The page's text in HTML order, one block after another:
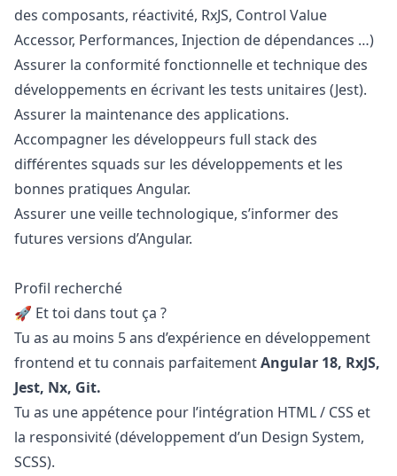
des composants, réactivité, RxJS, Control Value
Accessor, Performances, Injection de dépendances …)
Assurer la conformité fonctionnelle et technique des
développements en écrivant les tests unitaires (Jest).
Assurer la maintenance des applications.
Accompagner les développeurs full stack des
différentes squads sur les développements et les
bonnes pratiques Angular.
Assurer une veille technologique, s’informer des
futures versions d’Angular.
Profil recherché
🚀 Et toi dans tout ça ?
Tu as au moins 5 ans d’expérience en développement
frontend et tu connais parfaitementAngular 18, RxJS,
Jest, Nx, Git.
Tu as une appétence pour l’intégration HTML / CSS et
la responsivité (développement d’un Design System,
SCSS).